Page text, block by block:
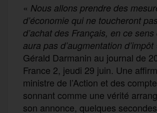
« Nous allons prendre des
d’économie qui ne toucheront
d’achat des Français, en ce sens
aura pas d’augmentation d’impôt
Gérald Darmanin au journal de
France 2, jeudi 29 juin. Une
ministre de l’Action et des
sonnant comme une vérité
son annonce, quelques